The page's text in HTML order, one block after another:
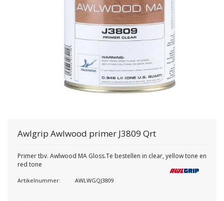
Awlgrip Awlwood primer J3809 Qrt
Primer tbv. Awlwood MA Gloss.Te bestellen in clear, yellow tone en
red tone
Artikelnummer: AWLWGQJ3809